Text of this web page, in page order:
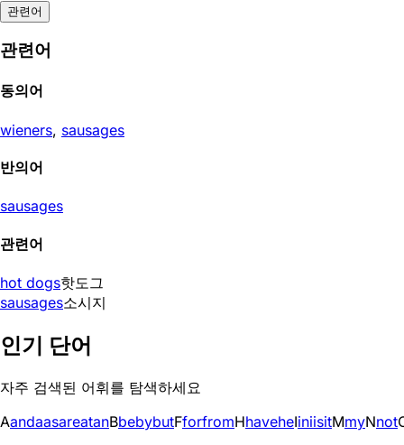
관련어
관련어
동의어
wieners, sausages
반의어
sausages
관련어
hot dogs핫도그
sausages소시지
인기 단어
자주 검색된 어휘를 탐색하세요
AandaasareatanBbebybutFforfromHhaveheIiniisitMmyNnot